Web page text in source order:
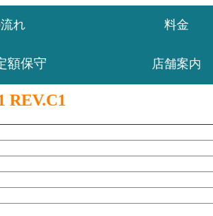
れ 料金
額保守 店舗案内
REV.C1